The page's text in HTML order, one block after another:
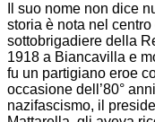
Il suo nome non dice
storia è nota nel
sottobrigadiere della
1918 a Biancavilla e
fu un partigiano eroe
occasione dell’80°
nazifascismo, il